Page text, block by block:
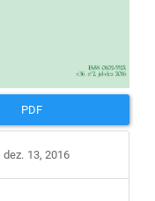
PDF
dez. 13, 2016